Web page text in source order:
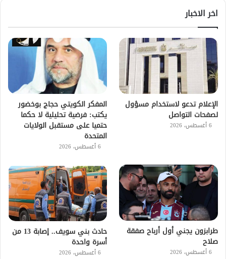
اخر الاخبار
الإعلام تدعو لاستخدام مسؤول
لصفحات التواصل
6 أغسطس، 2026
المفكر الكويتي حجاج بوخضور
يكتب: فرضية تحليلية لا حكما
حتميا على مستقبل الولايات
المتحدة
6 أغسطس، 2026
طرابزون يجني أول أرباح صفقة
صلاح
6 أغسطس، 2026
حادث بني سويف.. إصابة 13 من
أسرة واحدة
6 أغسطس، 2026